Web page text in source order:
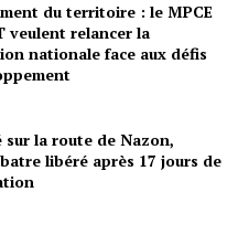
du territoire : le MPCE
veulent relancer la
nationale face aux défis
sur la route de Nazon,
libéré après 17 jours de